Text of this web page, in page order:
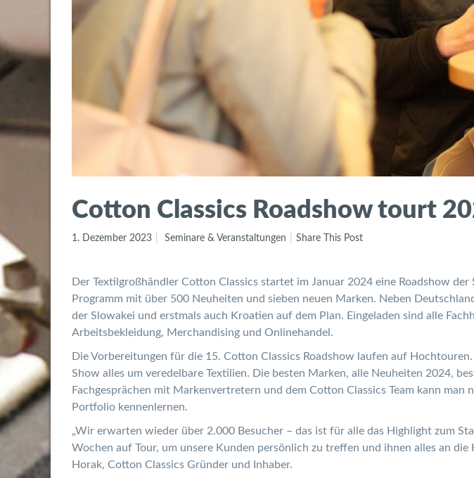
Cotton Classics Roadshow tourt
1. Dezember 2023 Seminare & Veranstaltungen Share This Post
Der Textilgroßhändler Cotton Classics startet im Januar 2024 eine Roadshow
Programm mit über 500 Neuheiten und sieben neuen Marken. Neben
der Slowakei und erstmals auch Kroatien auf dem Plan. Eingeladen sind alle
Arbeitsbekleidung, Merchandising und Onlinehandel.
Die Vorbereitungen für die 15. Cotton Classics Roadshow laufen auf
Show alles um veredelbare Textilien. Die besten Marken, alle Neuheiten 2024,
Fachgesprächen mit Markenvertretern und dem Cotton Classics Team kann
Portfolio kennenlernen.
„Wir erwarten wieder über 2.000 Besucher – das ist für alle das Highlight zum
Wochen auf Tour, um unsere Kunden persönlich zu treffen und ihnen alles an
Horak, Cotton Classics Gründer und Inhaber.